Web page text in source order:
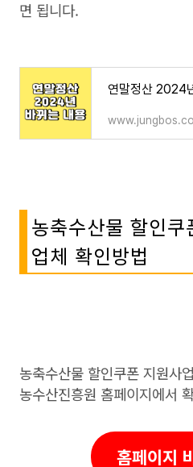
면 됩니다.
연말정산 2024
농축수산물 할인
업체 확인방법
농축수산물 할인쿠폰 지원사
농수산진흥원 홈페이지에서
홈페이지